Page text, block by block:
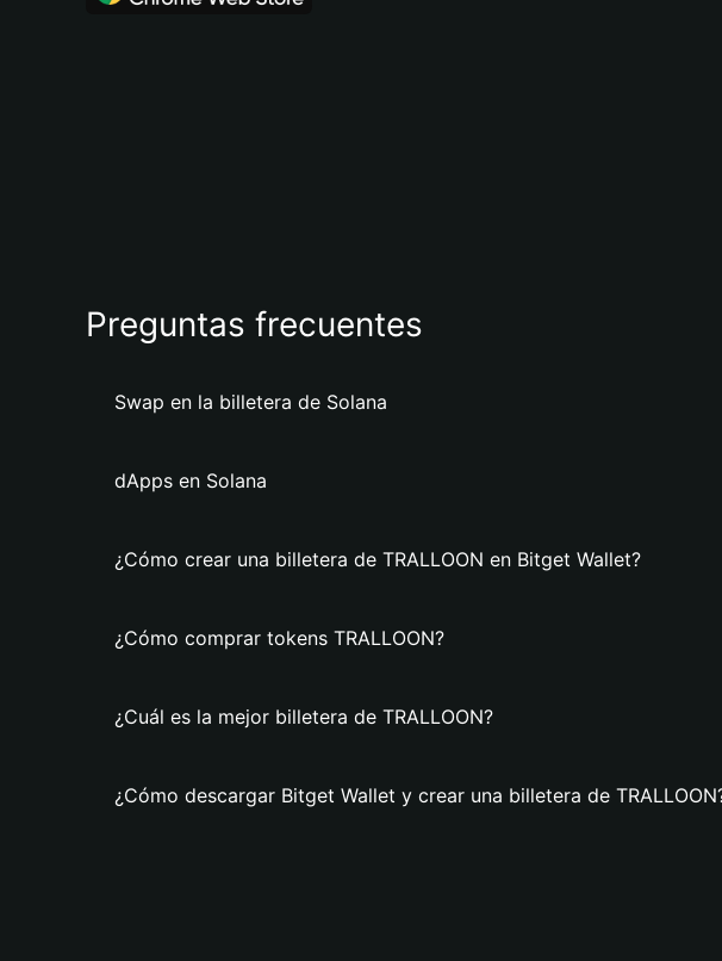
Preguntas frecuentes
Swap en la billetera de Solana
dApps en Solana
¿Cómo crear una billetera de TRALLOON en Bitget Wallet?
¿Cómo comprar tokens TRALLOON?
¿Cuál es la mejor billetera de TRALLOON?
¿Cómo descargar Bitget Wallet y crear una billetera de